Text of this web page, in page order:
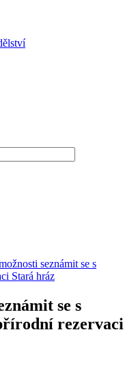
seznámit se s
Stará hráz
se s
rezervaci